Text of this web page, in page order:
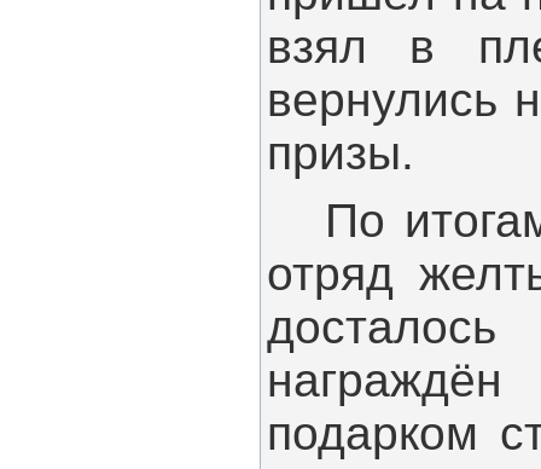
взял в
вернулись
призы.
По
отряд
подарком